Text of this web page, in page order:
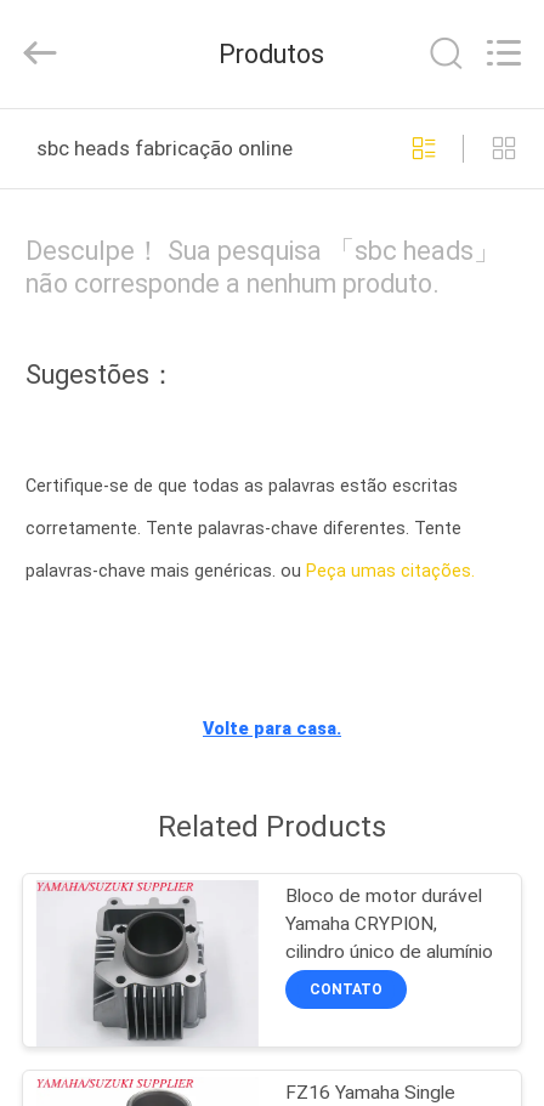
SOBRE
EXCURSÃO
FÁBRICA
CONTROLE
UMAS
CITAÇÕES
MAPA
Rights
by
Produtos
sbc heads fabricação online
Desculpe！ Sua pesquisa 「sbc heads」
não corresponde a nenhum produto.
Sugestões：
Certifique-se de que todas as palavras estão escritas
corretamente. Tente palavras-chave diferentes. Tente
palavras-chave mais genéricas. ou Peça umas citações.
Volte para casa.
Related Products
Bloco de motor durável
Yamaha CRYPION,
cilindro único de alumínio
CONTATO
FZ16 Yamaha Single